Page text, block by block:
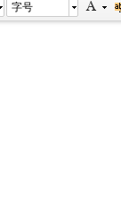
字号